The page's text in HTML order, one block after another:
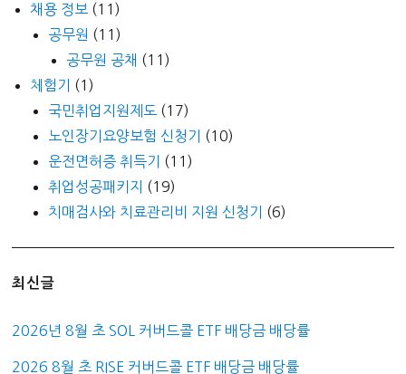
채용 정보 (11)
공무원 (11)
공무원 공채 (11)
체험기
(1)
국민취업지원제도 (17)
노인장기요양보험 신청기
(10)
운전면허증 취득기
(11)
취업성공패키지
(19)
치매검사와 치료관리비 지원 신청기
(6)
최신글
2026년 8월 초 SOL 커버드콜 ETF 배당금 배당률
2026 8월 초 RISE 커버드콜 ETF 배당금 배당률